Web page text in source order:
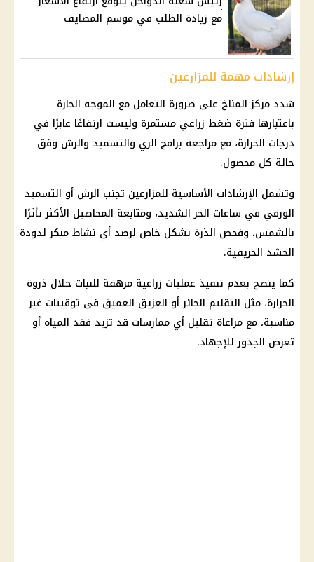
مع زيادة الطلب في موسم المصايف
إرشادات مهمة للمزارعين
شدد مركز المناخ على ضرورة التعامل مع الموجة الحارة
باعتبارها فترة ضغط زراعي مستمرة وليست ارتفاعًا عابرًا في
درجات الحرارة، مع مراجعة برامج الري والتسميد والرش وفق
حالة كل محصول.
وتشمل الإرشادات الأساسية للمزارعين تجنب الرش أو التسميد
الورقي في ساعات الحر الشديد، ومتابعة المحاصيل الأكثر تأثرًا
بالشمس، وفحص الذرة بشكل خاص لرصد أي نشاط مبكر لدودة
الحشد الخريفية.
كما ينصح بعدم تنفيذ عمليات زراعية مرهقة للنبات خلال ذروة
الحرارة، مثل التقليم الجائر أو العزيق العميق في توقيتات غير
مناسبة، مع مراعاة تقليل أي ممارسات قد تزيد فقد المياه أو
تعرض الجذور للإجهاد.